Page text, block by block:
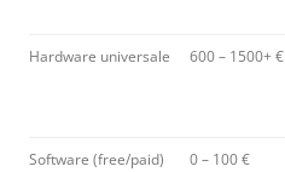
Hardware universale 600 – 1500+ €
Software (free/paid) 0 – 100 €